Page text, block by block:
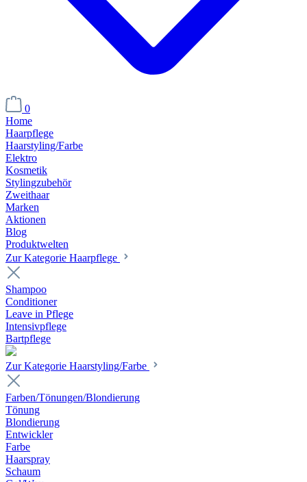
0
Home
Haarpflege
Haarstyling/Farbe
Elektro
Kosmetik
Stylingzubehör
Zweithaar
Marken
Aktionen
Blog
Produktwelten
Zur Kategorie Haarpflege
Shampoo
Conditioner
Leave in Pflege
Intensivpflege
Bartpflege
Zur Kategorie Haarstyling/Farbe
Farben/Tönungen/Blondierung
Tönung
Blondierung
Entwickler
Farbe
Haarspray
Schaum